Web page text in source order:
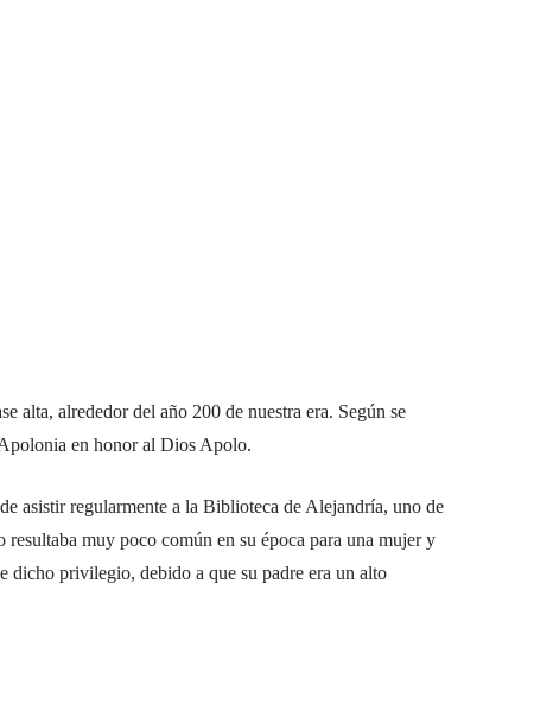
alta, alrededor del año 200 de nuestra era. Según se
en honor al Dios Apolo.
asistir regularmente a la Biblioteca de Alejandría, uno de
muy poco común en su época para una mujer y
dicho privilegio, debido a que su padre era un alto